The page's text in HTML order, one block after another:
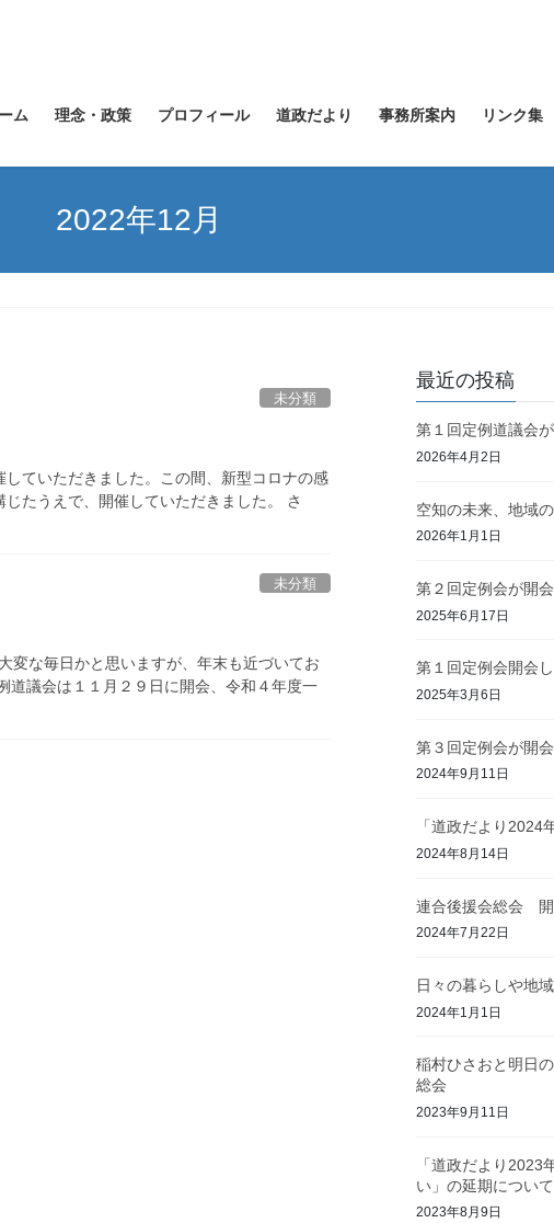
ム 理念・政策 プロフィール 道政だより 事務所案内 リンク集
2022年12月
未分類
ていただきました。この間、新型コロナの感
たうえで、開催していただきました。 さ
未分類
変な毎日かと思いますが、年末も近づいてお
道議会は１１月２９日に開会、令和４年度一
最近の投稿
第１回定例道議会
2026年4月2日
空知の未来、地域
2026年1月1日
第２回定例会が開
2025年6月17日
第１回定例会開会
2025年3月6日
第３回定例会が開
2024年9月11日
「道政だより2024
2024年8月14日
連合後援会総会 開
2024年7月22日
日々の暮らしや地
2024年1月1日
稲村ひさおと明日
総会
2023年9月11日
「道政だより2023
い」の延期について
2023年8月9日